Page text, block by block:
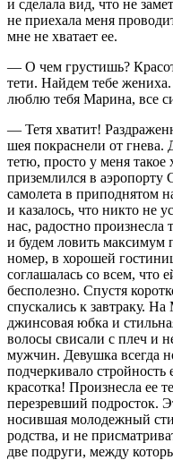
и сделала вид, что не
не приехала меня
мне не хватает ее.
— О чем грустишь?
тети. Найдем тебе
люблю тебя Марина, все
— Тетя хватит!
шея покраснели от
тетю, просто у меня
приземлился в
самолета в приподнятом
и казалось, что никто не
нас, радостно
и будем ловить максимум
номер, в хорошей
соглашалась со всем, что
бесполезно. Спустя
спускались к завтраку.
джинсовая юбка и
волосы свисали с плеч и
мужчин. Девушка всегда
подчеркивало
красотка! Произнесла ее
перезревший подросток.
носившая молодежный
родства, и не
две подруги, между